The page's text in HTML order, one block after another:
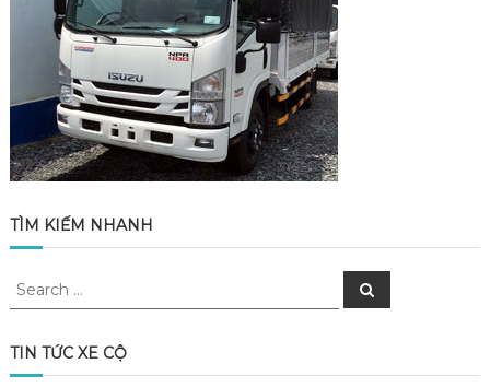
TÌM KIẾM NHANH
Search
Search
TIN TỨC XE CỘ